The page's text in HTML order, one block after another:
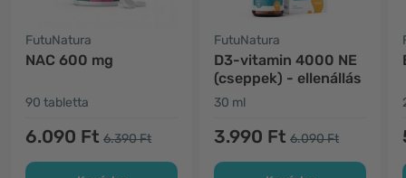
FutuNatura
NAC 600 mg
90 tabletta
6.090 Ft 6.390 Ft
FutuNatura
D3-vitamin 4000 NE
(cseppek) - ellenállás
30 ml
3.990 Ft 6.090 Ft